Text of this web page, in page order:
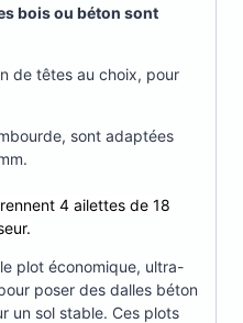
bois ou béton sont
de têtes au choix, pour
sont adaptées
4 ailettes de 18
plot économique, ultra-
poser des dalles béton
un sol stable. Ces plots